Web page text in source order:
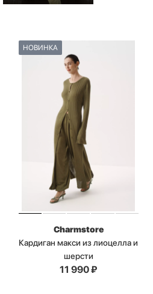
НОВИНКА
Charmstore
Кардиган макси из лиоцелла и
шерсти
11 990₽